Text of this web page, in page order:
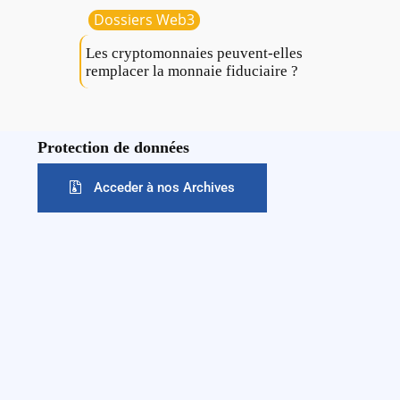
Dossiers Web3
Les cryptomonnaies peuvent-elles
remplacer la monnaie fiduciaire ?
Protection de données
Acceder à nos Archives